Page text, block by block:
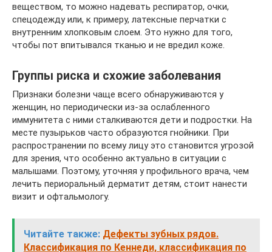
веществом, то можно надевать респиратор, очки,
спецодежду или, к примеру, латексные перчатки с
внутренним хлопковым слоем. Это нужно для того,
чтобы пот впитывался тканью и не вредил коже.
Группы риска и схожие заболевания
Признаки болезни чаще всего обнаруживаются у
женщин, но периодически из-за ослабленного
иммунитета с ними сталкиваются дети и подростки. На
месте пузырьков часто образуются гнойники. При
распространении по всему лицу это становится угрозой
для зрения, что особенно актуально в ситуации с
малышами. Поэтому, уточняя у профильного врача, чем
лечить периоральный дерматит детям, стоит нанести
визит и офтальмологу.
Читайте также: Дефекты зубных рядов.
Классификация по Кеннеди, классификация по